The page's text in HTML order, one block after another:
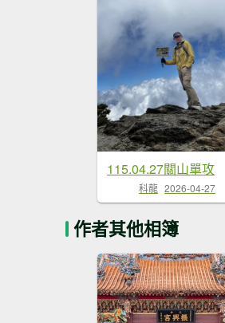
115.04.27關山單攻
科龍 2026-04-27
作者其他相簿